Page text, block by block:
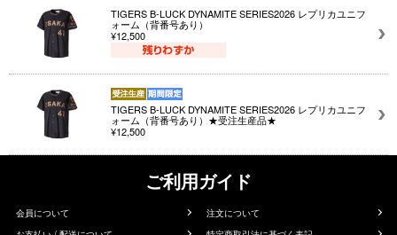
TIGERS B-LUCK DYNAMITE SERIES2026 レプリカユニフ
ォーム（背番号あり）
¥12,500
TIGERS B-LUCK DYNAMITE SERIES2026 レプリカユニフ
ォーム（背番号あり）★受注生産品★
¥12,500
ご利用ガイド
会員について
注文について